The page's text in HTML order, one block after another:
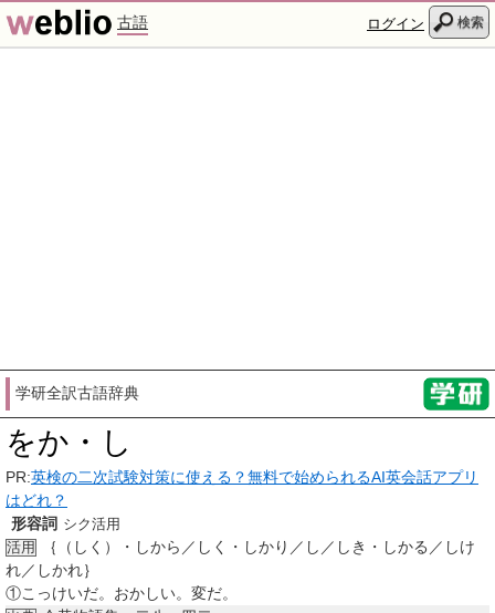
古語 ログイン 検索
学研全訳古語辞典
をか・し
PR:英検の二次試験対策に使える？無料で始められるAI英会話アプリ
はどれ？
形容詞 シク活用
活用
｛（しく）・しから／しく・しかり／し／しき・しかる／しけ
れ／しかれ｝
①こっけいだ。おかしい。変だ。